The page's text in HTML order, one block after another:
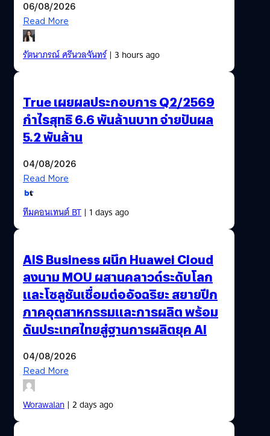
06/08/2026
Read More
รัตนาภรณ์ ศรีนวลจันทร์| 3 hours ago
True เผยผลประกอบการ Q2/2569
กำไรสุทธิ 6.6 พันล้านบาท จ่ายปันผล
5.2 พันล้าน
04/08/2026
Read More
ทีมคอนเทนต์ BT| 1 days ago
AIS Business ผนึก Huawei Cloud
ลงนาม MOU ผสานคลาวด์ระดับโลก
และโซลูชันเชื่อมต่ออัจฉริยะ สยายปีก
ภาคอุตสาหกรรมและการผลิต พร้อม
ดันประเทศไทยสู่ฐานการผลิตยุค AI
04/08/2026
Read More
Worawalan| 2 days ago